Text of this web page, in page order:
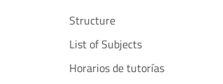
Structure
List of Subjects
Horarios de tutorías